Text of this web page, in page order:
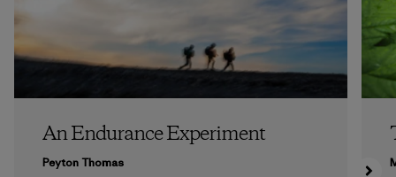
An Endurance Experiment
Peyton Thomas